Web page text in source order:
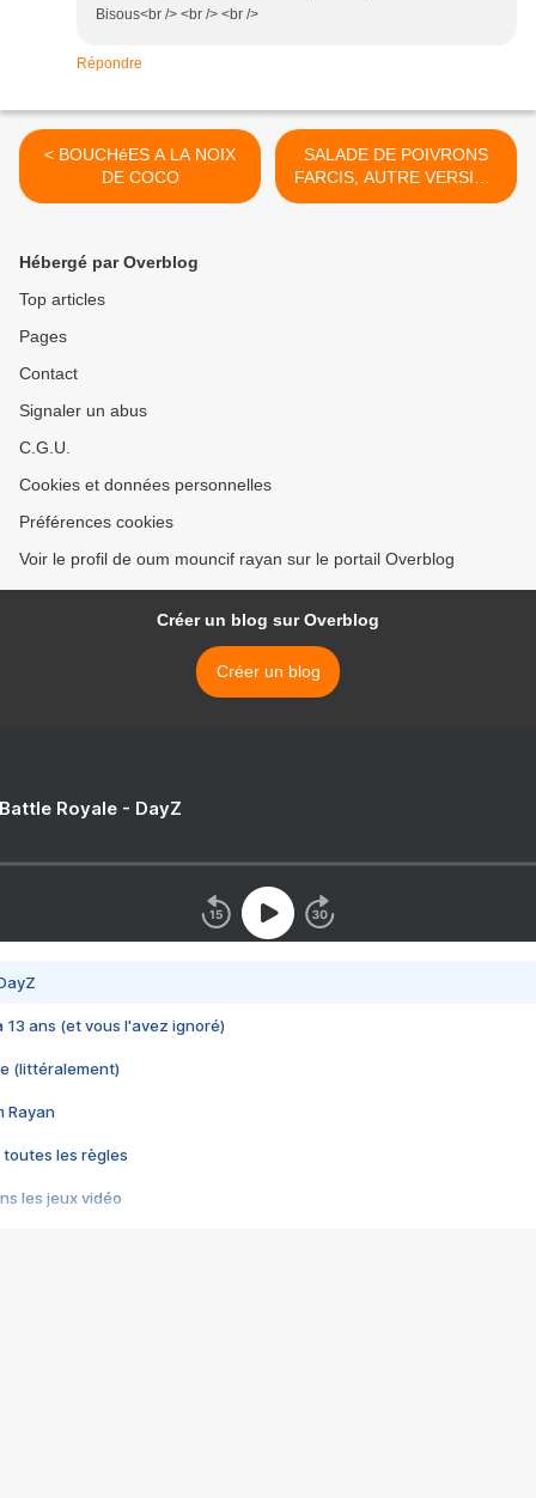
Bisous<br /> <br /> <br />
Répondre
< BOUCHéES A LA NOIX
DE COCO
SALADE DE POIVRONS
FARCIS, AUTRE VERSION
>
Hébergé par Overblog
Top articles
Pages
Contact
Signaler un abus
C.G.U.
Cookies et données personnelles
Préférences cookies
Voir le profil de oum mouncif rayan sur le portail Overblog
Créer un blog sur Overblog
Créer un blog
Royale - DayZ
13 ans (et vous l'avez ignoré)
(littéralement)
Rayan
toutes les règles
les jeux vidéo